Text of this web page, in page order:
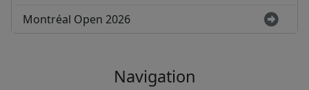
Montréal Open 2026
Navigation